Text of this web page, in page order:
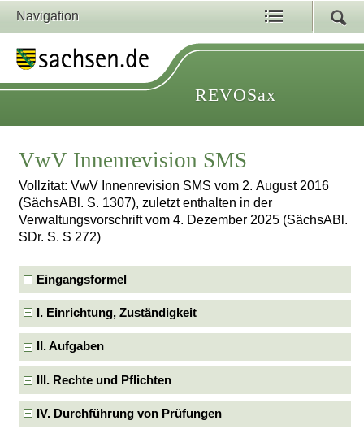
Navigation
REVOSax
VwV Innenrevision SMS
Vollzitat: VwV Innenrevision SMS vom 2. August 2016
(SächsABl. S. 1307), zuletzt enthalten in der
Verwaltungsvorschrift vom 4. Dezember 2025 (SächsABl.
SDr. S. S 272)
Eingangsformel
I. Einrichtung, Zuständigkeit
II. Aufgaben
III. Rechte und Pflichten
IV. Durchführung von Prüfungen